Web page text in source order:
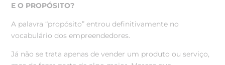
E O PROPÓSITO?
A palavra “propósito” entrou definitivamente no
vocabulário dos empreendedores.
Já não se trata apenas de vender um produto ou serviço,